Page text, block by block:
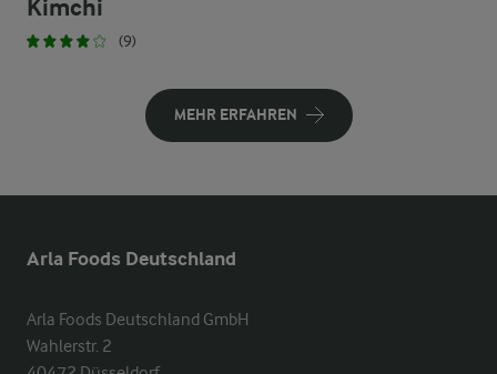
Kimchi
(9)
MEHR ERFAHREN
Arla Foods Deutschland
Arla Foods Deutschland GmbH
Wahlerstr. 2